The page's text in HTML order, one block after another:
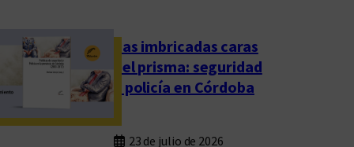
Las imbricadas caras
del prisma: seguridad
y policía en Córdoba
23 de julio de 2026